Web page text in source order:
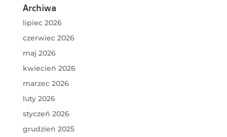
Archiwa
lipiec 2026
czerwiec 2026
maj 2026
kwiecień 2026
marzec 2026
luty 2026
styczeń 2026
grudzień 2025